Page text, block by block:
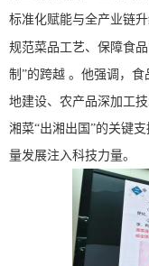
标准化赋能与全产业链
规范菜品工艺、保障食
制”的跨越 。他强调， 食
地建设、农产品深加工
湘菜“出湘出国”的关键
量发展注入科技力量。